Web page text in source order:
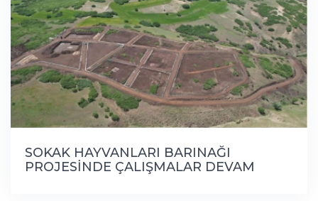
SOKAK HAYVANLARI BARINAĞI
PROJESİNDE ÇALIŞMALAR DEVAM